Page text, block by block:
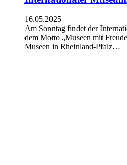
16.05.2025
Am Sonntag findet der
dem Motto „Museen mit
Museen in Rheinland-Pfalz…